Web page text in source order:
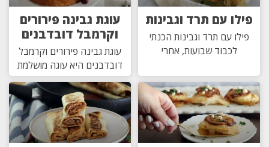
פילו עם תרד וגבינות
פילו עם תרד וגבינות הכנתי
לכבוד שבועות, אחרי
עוגת גבינה פירורים
וקרמבל דובדבנים
עוגת גבינה פירורים וקרמבל
דובדבנים היא עוגה מושלמת